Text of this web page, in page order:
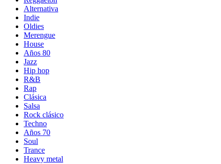
Alternativa
Indie
Oldies
Merengue
House
Años 80
Jazz
Hip hop
R&B
Rap
Clásica
Salsa
Rock clásico
Techno
Años 70
Soul
Trance
Heavy metal